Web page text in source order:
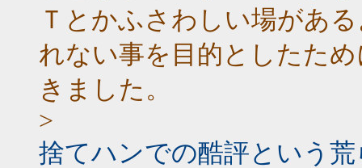
Ｔとかふさわしい場があ
れない事を目的としたた
きました。
>
捨てハンでの酷評という